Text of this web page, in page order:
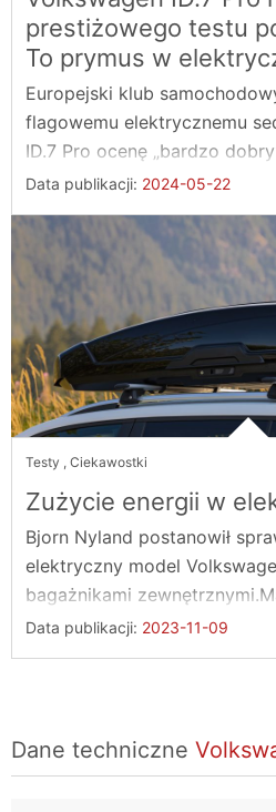
prestiżowego testu
To prymus w
Europejski klub
flagowemu elektrycznemu
ID.7 Pro ocenę „bardzo
...
Data publikacji: 2024-05-22
Testy Ciekawostki
Zużycie energii w
Bjorn Nyland postanowił
elektryczny model
bagażnikami
Data publikacji: 2023-11-09
Dane techniczne